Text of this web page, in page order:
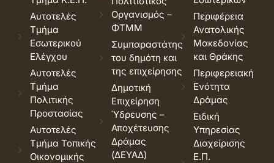
Αυτοτελές
Τμήμα
Εσωτερικού
Ελέγχου
Αυτοτελές
Τμήμα
Πολιτικής
Προστασίας
Αυτοτελές
Τμήμα Τοπικής
Οικονομικής
Οργανισμός –
ΦΤΜΜ
Συμπαραστάτης
του δημότη και
της επιχείρησης
Δημοτική
Επιχείρηση
Ύδρευσης –
Αποχέτευσης
Δράμας
(ΔΕΥΑΔ)
Περιφέρεια
Ανατολικής
Μακεδονίας
και Θράκης
Περιφερειακή
Ενότητα
Δράμας
Ειδική
Υπηρεσίας
Διαχείρισης
Ε.Π.